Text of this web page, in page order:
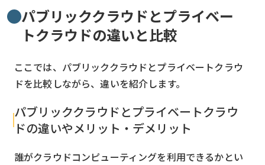
AI
おすすめ
SIM
スマホ
リセット
検索する
パブリッククラウドとプライベー
トクラウドの違いと比較
ここでは、パブリッククラウドとプライベートクラウ
ドを比較しながら、違いを紹介します。
パブリッククラウドとプライベートクラウ
ドの違いやメリット・デメリット
誰がクラウドコンピューティングを利用できるかとい